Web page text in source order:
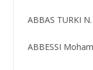
ABBAS TURKI
ABBESSI